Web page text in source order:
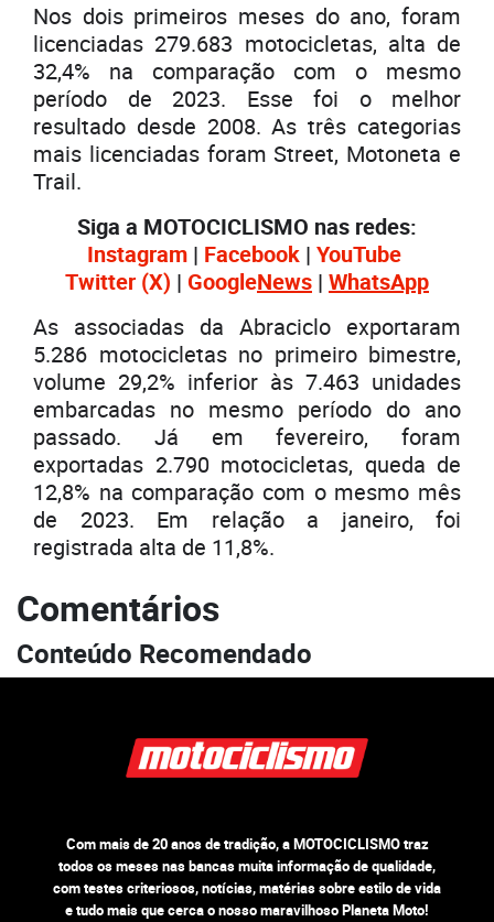
Nos dois primeiros meses do ano, foram
licenciadas 279.683 motocicletas, alta de
32,4% na comparação com o mesmo
período de 2023. Esse foi o melhor
resultado desde 2008. As três categorias
mais licenciadas foram Street, Motoneta e
Trail.
Siga a MOTOCICLISMO nas redes:
Instagram | Facebook | YouTube
Twitter (X) | GoogleNews | WhatsApp
As associadas da Abraciclo exportaram
5.286 motocicletas no primeiro bimestre,
volume 29,2% inferior às 7.463 unidades
embarcadas no mesmo período do ano
passado. Já em fevereiro, foram
exportadas 2.790 motocicletas, queda de
12,8% na comparação com o mesmo mês
de 2023. Em relação a janeiro, foi
registrada alta de 11,8%.
Comentários
Conteúdo Recomendado
Com mais de 20 anos de tradição, a MOTOCICLISMO traz
todos os meses nas bancas muita informação de qualidade,
com testes criteriosos, notícias, matérias sobre estilo de vida
e tudo mais que cerca o nosso maravilhoso Planeta Moto!